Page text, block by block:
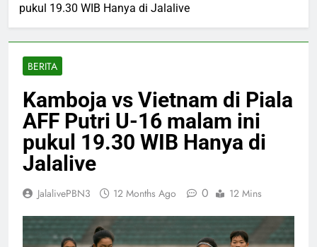
pukul 19.30 WIB Hanya di Jalalive
BERITA
Kamboja vs Vietnam di Piala
AFF Putri U-16 malam ini
pukul 19.30 WIB Hanya di
Jalalive
JalalivePBN3 12 Months Ago 0 12 Mins